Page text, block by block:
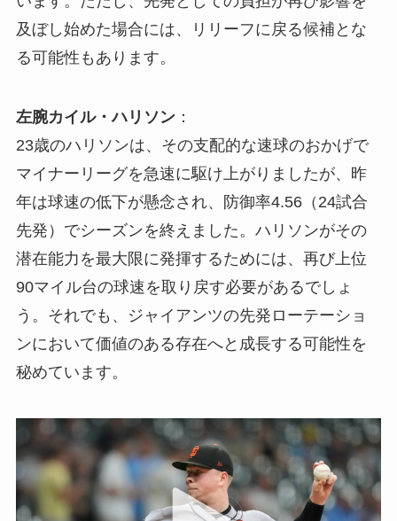
及ぼし始めた場合には、リリーフに戻る候補とな
る可能性もあります。
左腕カイル・ハリソン：
23歳のハリソンは、その支配的な速球のおかげで
マイナーリーグを急速に駆け上がりましたが、昨
年は球速の低下が懸念され、防御率4.56（24試合
先発）でシーズンを終えました。ハリソンがその
潜在能力を最大限に発揮するためには、再び上位
90マイル台の球速を取り戻す必要があるでしょ
う。それでも、ジャイアンツの先発ローテーショ
ンにおいて価値のある存在へと成長する可能性を
秘めています。